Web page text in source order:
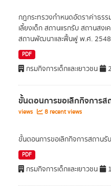
กฎกระทรวงกำหนดอัตราค่าธร
เลี้ยงเด็ก สถานแรกรับ สถานสง
สถานพัฒนาและฟื้นฟู พ.ศ. 2548
PDF
กรมกิจการเด็กและเยาวชน
ขั้นตอนการขอเลิกกิจการส
views
8 recent views
ขั้นตอนการขอเลิกกิจการสถานรั
PDF
กรมกิจการเด็กและเยาวชน